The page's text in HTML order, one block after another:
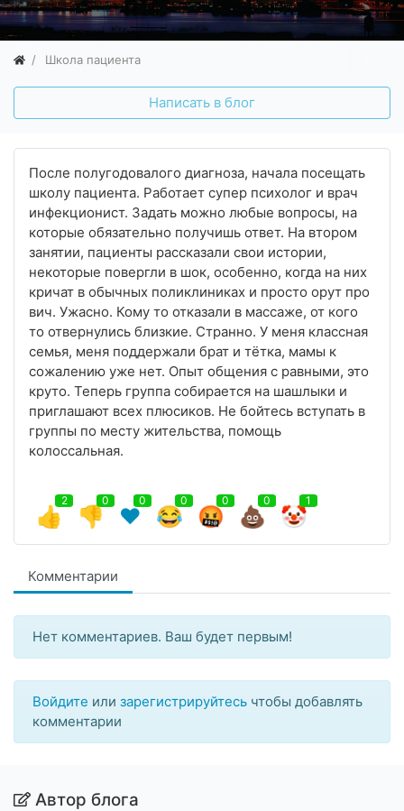
Школа пациента
После полугодовалого диагноза, начала посещать
школу пациента. Работает супер психолог и врач
инфекционист. Задать можно любые вопросы, на
которые обязательно получишь ответ. На втором
занятии, пациенты рассказали свои истории,
некоторые повергли в шок, особенно, когда на них
кричат в обычных поликлиниках и просто орут про
вич. Ужасно. Кому то отказали в массаже, от кого
то отвернулись близкие. Странно. У меня классная
семья, меня поддержали брат и тётка, мамы к
сожалению уже нет. Опыт общения с равными, это
круто. Теперь группа собирается на шашлыки и
приглашают всех плюсиков. Не бойтесь вступать в
группы по месту жительства, помощь
колоссальная.
👍
2
👎
0
❤️
0
😂
0
🤬
0
💩
0
🤡
1
Комментарии
Нет комментариев. Ваш будет первым!
Войдите или зарегистрируйтесь чтобы добавлять
комментарии
Автор блога
Написать в блог